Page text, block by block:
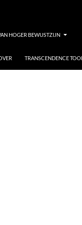
HOGER BEWUSTZIJN
TRANSCENDENCE